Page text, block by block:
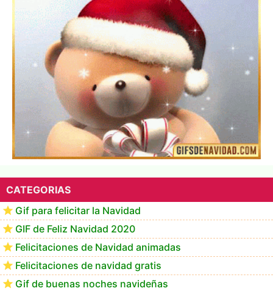
2022 📖
Feliz Navidad Calimera
CATEGORIAS
Gif para felicitar la Navidad
GIF de Feliz Navidad 2020
Felicitaciones de Navidad animadas
Felicitaciones de navidad gratis
Gif de buenas noches navideñas